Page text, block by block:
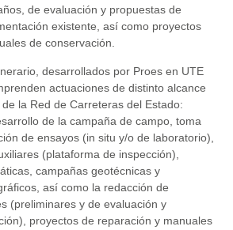
de evaluación y propuestas de
existente, así como proyectos
de conservación.
desarrollados por Proes en UTE
actuaciones de distinto alcance
la Red de Carreteras del Estado:
de la campaña de campo, toma
de ensayos (in situ y/o de laboratorio),
(plataforma de inspección),
campañas geotécnicas y
así como la redacción de
(preliminares y de evaluación y
proyectos de reparación y manuales